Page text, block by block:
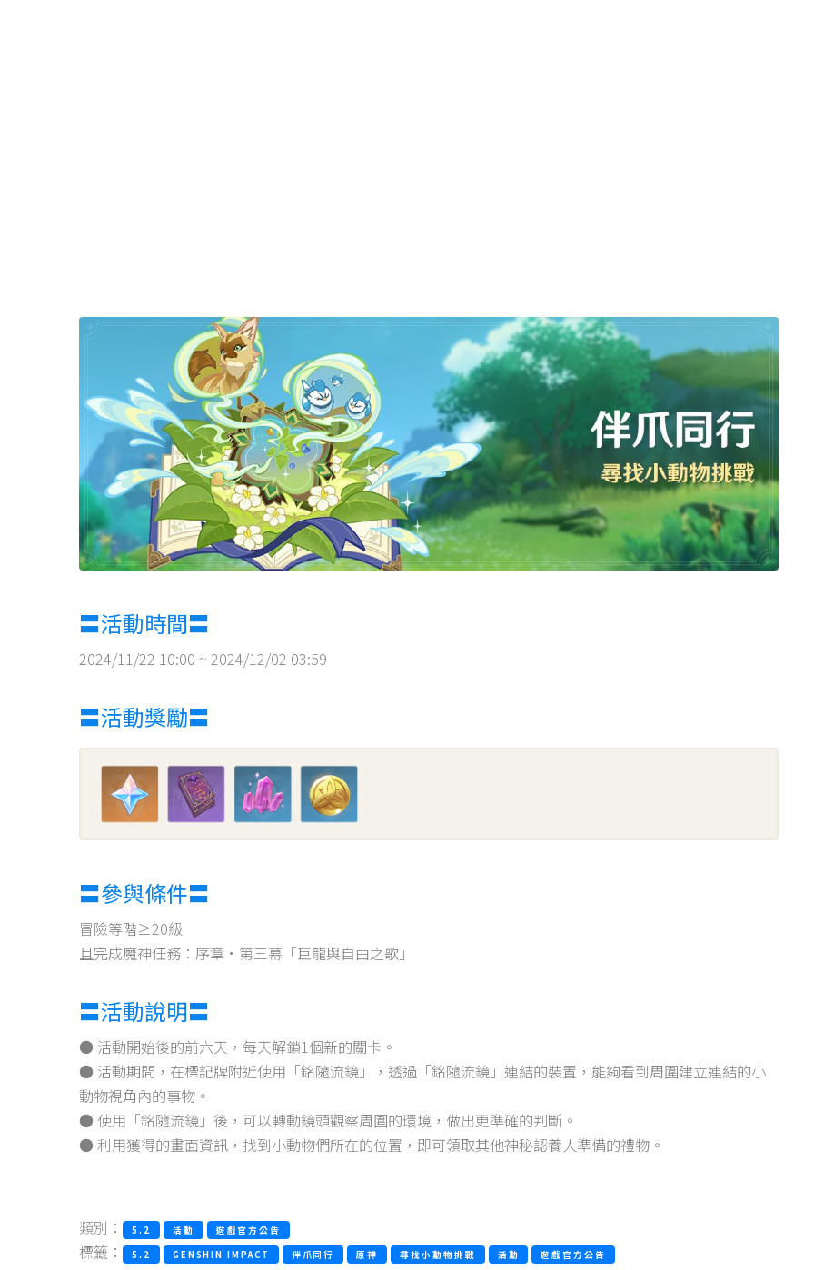
〓活動時間〓
2024/11/22 10:00 ~ 2024/12/02 03:59
〓活動獎勵〓
〓參與條件〓
冒險等階≥20級
且完成魔神任務：序章·第三幕「巨龍與自由之歌」
〓活動說明〓
● 活動開始後的前六天，每天解鎖1個新的關卡。
● 活動期間，在標記牌附近使用「銘隨流鏡」，透過「銘隨流鏡」連結的裝置，能夠看到周圍建立連結的小
動物視角內的事物。
● 使用「銘隨流鏡」後，可以轉動鏡頭觀察周圍的環境，做出更準確的判斷。
● 利用獲得的畫面資訊，找到小動物們所在的位置，即可領取其他神秘認養人準備的禮物。
類別： 5.2 活動 遊戲官方公告
標籤： 5.2 GENSHIN IMPACT 伴爪同行 原神 尋找小動物挑戰 活動 遊戲官方公告